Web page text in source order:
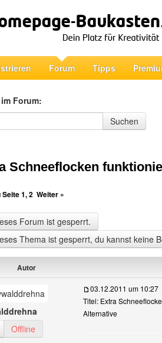
Forum Tipps
Forum:
Forum
Suchen
Schneeflocken
Seite1,2 Weiter »
Forum ist gesperrt.
Thema ist gesperrt, du kannst keine
Autor
Benutzer-Profile anzeigen
Offline
03.12.2011 um 10:27
Titel: Extra
Alternative